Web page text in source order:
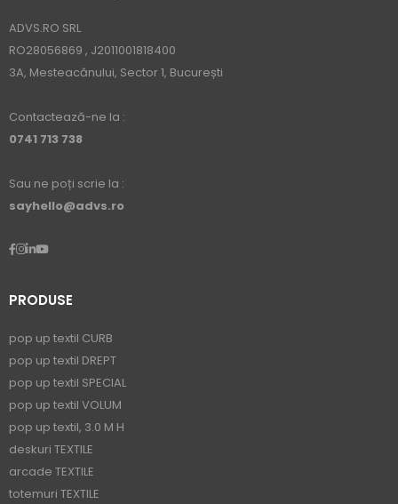
ADVS.RO SRL
RO28056869 , J2011001818400
3A, Mesteacănului, Sector 1, București
Contactează-ne la :
0741 713 738
Sau ne poți scrie la :
sayhello@advs.ro
PRODUSE
pop up textil CURB
pop up textil DREPT
pop up textil SPECIAL
pop up textil VOLUM
pop up textil, 3.0 M H
deskuri TEXTILE
arcade TEXTILE
totemuri TEXTILE